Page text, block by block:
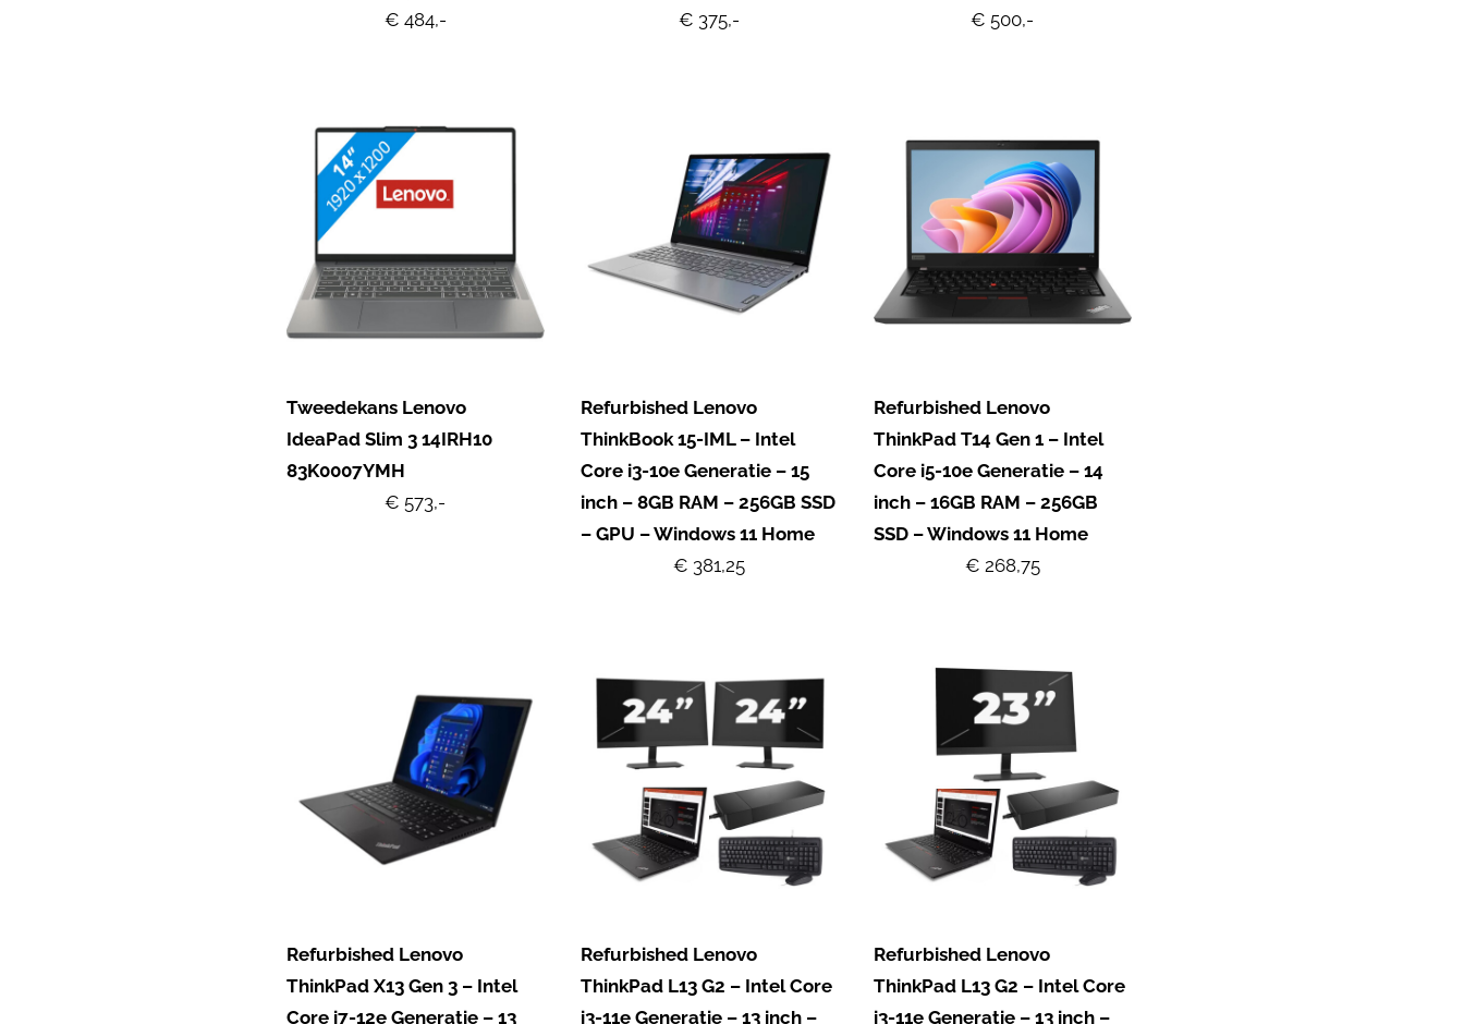
€ 484,-
€ 375,-
€ 500,-
Tweedekans Lenovo
IdeaPad Slim 3 14IRH10
83K0007YMH
€ 573,-
Refurbished Lenovo
ThinkBook 15-IML – Intel
Core i3-10e Generatie – 15
inch – 8GB RAM – 256GB SSD
– GPU – Windows 11 Home
€ 381,25
Refurbished Lenovo
ThinkPad T14 Gen 1 – Intel
Core i5-10e Generatie – 14
inch – 16GB RAM – 256GB
SSD – Windows 11 Home
€ 268,75
Refurbished Lenovo
ThinkPad X13 Gen 3 – Intel
Core i7-12e Generatie – 13
Refurbished Lenovo
ThinkPad L13 G2 – Intel Core
i3-11e Generatie – 13 inch –
Refurbished Lenovo
ThinkPad L13 G2 – Intel Core
i3-11e Generatie – 13 inch –